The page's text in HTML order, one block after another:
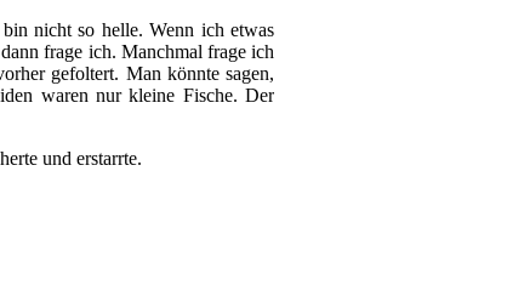
nicht so helle. Wenn ich etwas
frage ich. Manchmal frage ich
gefoltert. Man könnte sagen,
waren nur kleine Fische. Der
und erstarrte.